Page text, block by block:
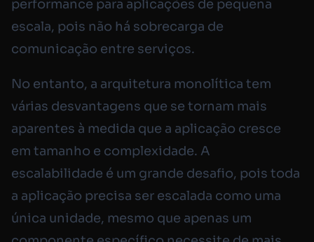
performance para aplicações de pequena
escala, pois não há sobrecarga de
comunicação entre serviços.
No entanto, a arquitetura monolítica tem
várias desvantagens que se tornam mais
aparentes à medida que a aplicação cresce
em tamanho e complexidade. A
escalabilidade é um grande desafio, pois toda
a aplicação precisa ser escalada como uma
única unidade, mesmo que apenas um